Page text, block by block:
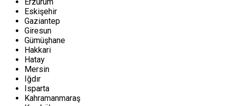
Eskişehir
Gaziantep
Giresun
Gümüşhane
Hakkari
Hatay
Mersin
Iğdır
Isparta
Kahramanmaraş